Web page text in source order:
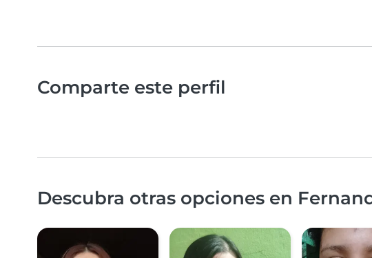
Comparte este perfil
Descubra otras opciones en